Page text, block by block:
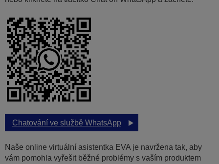
Chatování ve službě WhatsApp
Naše online virtuální asistentka EVA je navržena tak, aby
vám pomohla vyřešit běžné problémy s vaším produktem